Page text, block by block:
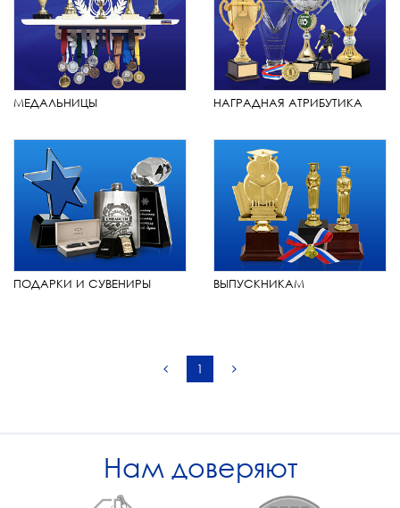
МЕДАЛЬНИЦЫ НАГРАДНАЯ АТРИБУТИКА
ПОДАРКИ И СУВЕНИРЫ ВЫПУСКНИКАМ
1
Нам доверяют